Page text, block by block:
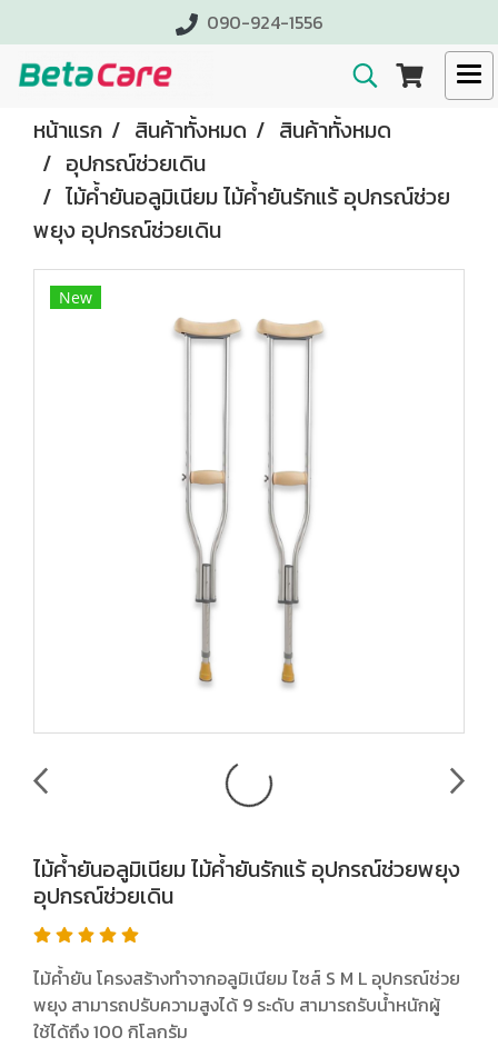
090-924-1556
หน้าแรก สินค้าทั้งหมด
สินค้าทั้งหมด
อุปกรณ์ช่วยเดิน
ไม้ค้ำยันอลูมิเนียม ไม้ค้ำยันรักแร้ อุปกรณ์ช่วย
พยุง อุปกรณ์ช่วยเดิน
New
ไม้ค้ำยันอลูมิเนียม ไม้ค้ำยันรักแร้ อุปกรณ์ช่วยพยุง
อุปกรณ์ช่วยเดิน
ไม้ค้ำยัน โครงสร้างทำจากอลูมิเนียม ไซส์ S M L อุปกรณ์ช่วย
พยุง สามารถปรับความสูงได้ 9 ระดับ สามารถรับน้ำหนักผู้
ใช้ได้ถึง 100 กิโลกรัม